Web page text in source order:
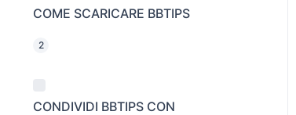
COME SCARICARE BBTIPS
2
CONDIVIDI BBTIPS CON